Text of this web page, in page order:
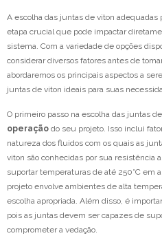
A escolha das juntas de viton
etapa crucial que pode impactar
sistema. Com a variedade de opções
considerar diversos fatores antes de
abordaremos os principais aspectos a
juntas de viton ideais para suas
O primeiro passo na escolha das juntas
operação do seu projeto. Isso inclui
natureza dos fluidos com os quais as
viton são conhecidas por sua resistência
suportar temperaturas de até 250°C em
projeto envolve ambientes de alta
escolha apropriada. Além disso, é
pois as juntas devem ser capazes de
comprometer a vedação.